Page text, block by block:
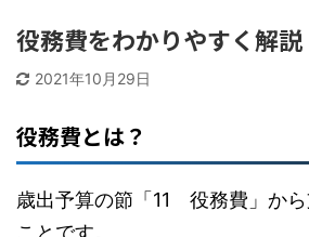
役務費をわかりやすく解説
2021年10月29日
役務費とは？
歳出予算の節「11 役務費」か
ことです。